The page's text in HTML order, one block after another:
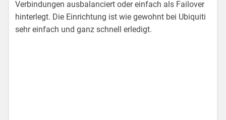
Verbindungen ausbalanciert oder einfach als Failover
hinterlegt. Die Einrichtung ist wie gewohnt bei Ubiquiti
sehr einfach und ganz schnell erledigt.